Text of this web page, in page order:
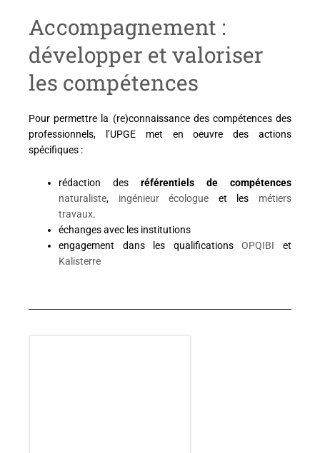
Accompagnement :
développer et valoriser
les compétences
Pour permettre la (re)connaissance des compétences des
professionnels, l’UPGE met en oeuvre des actions
spécifiques :
rédaction des référentiels de compétences
naturaliste, ingénieur écologue et les métiers
travaux.
échanges avec les institutions
engagement dans les qualificationsOPQIBI et
Kalisterre